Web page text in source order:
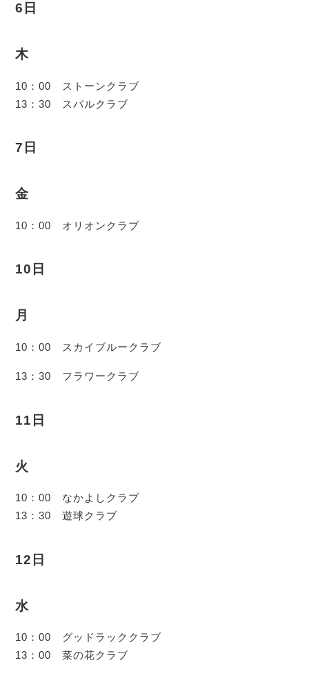
6日
木
10：00 ストーンクラブ
13：30 スバルクラブ
7日
金
10：00 オリオンクラブ
10日
月
10：00 スカイブルークラブ
13：30 フラワークラブ
11日
火
10：00 なかよしクラブ
13：30 遊球クラブ
12日
水
10：00 グッドラッククラブ
13：00 菜の花クラブ